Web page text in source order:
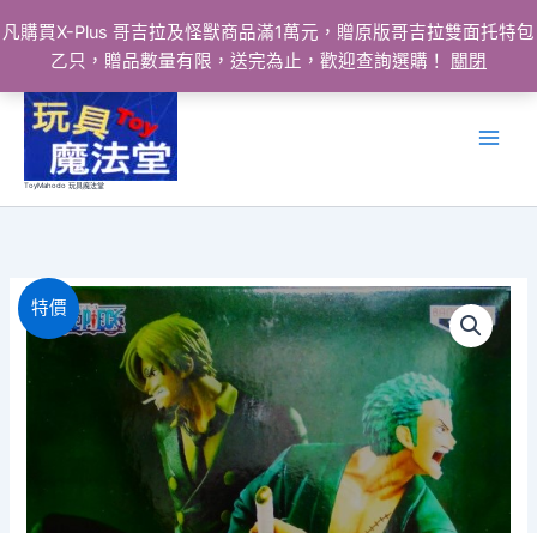
凡購買X-Plus 哥吉拉及怪獸商品滿1萬元，贈原版哥吉拉雙面托特包
乙只，贈品數量有限，送完為止，歡迎查詢選購！
關閉
ToyMahodo 玩具魔法堂
特價